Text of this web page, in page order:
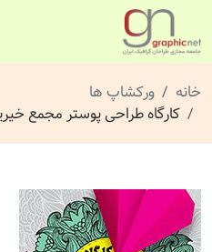
خانه
ورکشاپ ها
کارگاه طراحی پوستر مجمع